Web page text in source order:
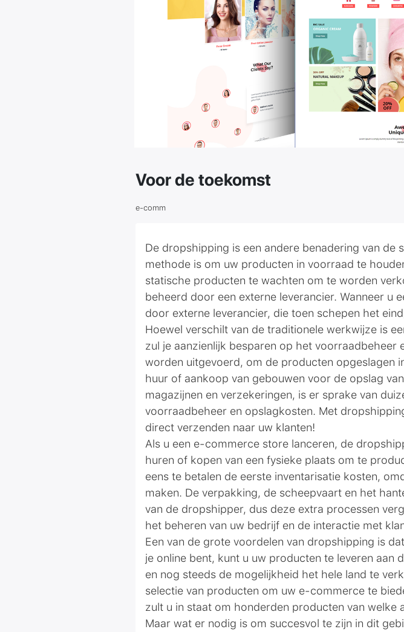
Voor de toekomst
e-comm
De dropshipping is een andere benadering van de
methode is om uw producten in voorraad te
statische producten te wachten om te worden
beheerd door een externe leverancier. Wanneer
door externe leverancier, die toen schepen het
Hoewel verschilt van de traditionele werkwijze is
zul je aanzienlijk besparen op het
worden uitgevoerd, om de producten opgeslagen
huur of aankoop van gebouwen voor de opslag
magazijnen en verzekeringen, is er sprake van
voorraadbeheer en opslagkosten. Met
direct verzenden naar uw klanten!
Als u een e-commerce store lanceren, de
huren of kopen van een fysieke plaats om te
eens te betalen de eerste inventarisatie kosten,
maken. De verpakking, de scheepvaart en het
van de dropshipper, dus deze extra processen
het beheren van uw bedrijf en de interactie met
Een van de grote voordelen van dropshipping is
je online bent, kunt u uw producten te leveren aan
en nog steeds de mogelijkheid het hele land te
selectie van producten om uw e-commerce te
zult u in staat om honderden producten van welke
Maar wat er nodig is om succesvol te zijn in dit